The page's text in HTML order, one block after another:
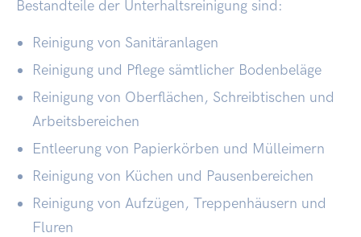
Bestandteile der Unterhaltsreinigung sind:
Reinigung von Sanitäranlagen
Reinigung und Pflege sämtlicher Bodenbeläge
Reinigung von Oberflächen, Schreibtischen und
Arbeitsbereichen
Entleerung von Papierkörben und Mülleimern
Reinigung von Küchen und Pausenbereichen
Reinigung von Aufzügen, Treppenhäusern und
Fluren